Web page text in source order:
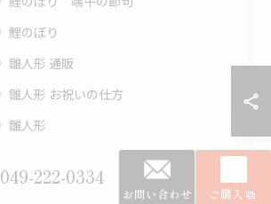
鯉のぼり
雛人形 通販
雛人形 お祝いの仕方
雛人形
葵 平安 雛人形
049-222-0334
お問い合わせ ご購入